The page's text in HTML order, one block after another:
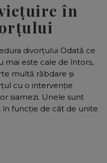
în
divorțului Odată ce
mai este cale de întors,
multă răbdare și
cu o intervenție
siamezi. Unele sunt
în funcție de cât de unite